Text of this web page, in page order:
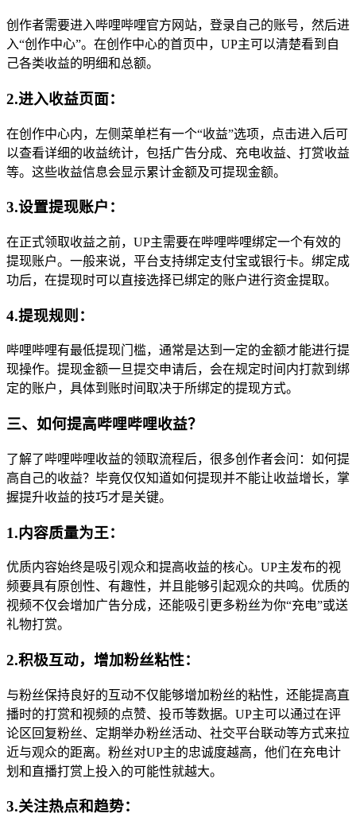
创作者需要进入哔哩哔哩官方网站，登录自己的账号，然后进
入“创作中心”。在创作中心的首页中，UP主可以清楚看到自
己各类收益的明细和总额。
2.进入收益页面：
在创作中心内，左侧菜单栏有一个“收益”选项，点击进入后可
以查看详细的收益统计，包括广告分成、充电收益、打赏收益
等。这些收益信息会显示累计金额及可提现金额。
3.设置提现账户：
在正式领取收益之前，UP主需要在哔哩哔哩绑定一个有效的
提现账户。一般来说，平台支持绑定支付宝或银行卡。绑定成
功后，在提现时可以直接选择已绑定的账户进行资金提取。
4.提现规则：
哔哩哔哩有最低提现门槛，通常是达到一定的金额才能进行提
现操作。提现金额一旦提交申请后，会在规定时间内打款到绑
定的账户，具体到账时间取决于所绑定的提现方式。
三、如何提高哔哩哔哩收益？
了解了哔哩哔哩收益的领取流程后，很多创作者会问：如何提
高自己的收益？毕竟仅仅知道如何提现并不能让收益增长，掌
握提升收益的技巧才是关键。
1.内容质量为王：
优质内容始终是吸引观众和提高收益的核心。UP主发布的视
频要具有原创性、有趣性，并且能够引起观众的共鸣。优质的
视频不仅会增加广告分成，还能吸引更多粉丝为你“充电”或送
礼物打赏。
2.积极互动，增加粉丝粘性：
与粉丝保持良好的互动不仅能够增加粉丝的粘性，还能提高直
播时的打赏和视频的点赞、投币等数据。UP主可以通过在评
论区回复粉丝、定期举办粉丝活动、社交平台联动等方式来拉
近与观众的距离。粉丝对UP主的忠诚度越高，他们在充电计
划和直播打赏上投入的可能性就越大。
3.关注热点和趋势：